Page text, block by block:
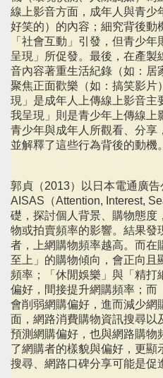
線上影音方面，成年人與青少
好笑的）的內容；細究背後動
「社會互動」引發，但青少
呈現」所促發。最後，在產製
音內容著重生活紀錄（如：居
聚焦正面歡樂（如：搞笑影片
現」是成年人上傳線上影音主
我呈現」則是青少年上傳線上
青少年與成年人所觀看、分享
並解釋了這些行為背後的動機。
郭貞（2013）以日本電通廣告
AISAS（Attention, Interest,
礎，探討個人背景、購物態度
物或拍賣頻率的影響。結果發
者，上網購物頻率越高。而在
至上」的購物傾向，會正向且
頻率；「休閒娛樂」與「精打
偏好，間接提升網購頻率；而
會削弱網購偏好，進而減少網
面，網路消費購物資訊搜尋以
預測網購偏好，也與網路購物
了網購者的樣貌與偏好，更顯
搜尋、網路口碑分享可能是促